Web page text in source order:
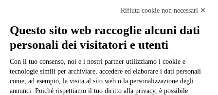
Ufficio Relazioni con il Pubblico
Dichiarazione di accessibilità
Obiettivi di accessibilità
Gestione consensi cookie
Amministrazione trasparente
Pagina visualizzata
4997 volte
Rifiuta cookie non necessari ✕
Questo sito web raccoglie alcuni dati
personali dei visitatori e utenti
Con il tuo consenso, noi e i nostri partner utilizziamo i cookie e
tecnologie simili per archiviare, accedere ed elaborare i dati personali
come, ad esempio, la visita al sito web o la personalizzazione degli
annunci. Poiché rispettiamo il tuo diritto alla privacy, è possibile